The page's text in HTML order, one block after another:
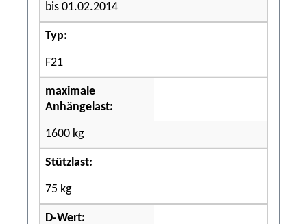
bis 01.02.2014
Typ:
F21
maximale
Anhängelast:
1600 kg
Stützlast:
75 kg
D-Wert: